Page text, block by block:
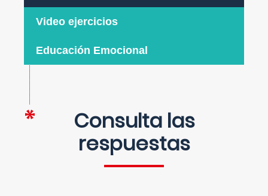
Video ejercicios
Educación Emocional
Consulta las
respuestas